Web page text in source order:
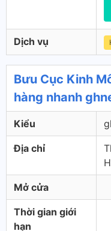
Dịch vụ
Bưu Cục Kinh
hàng nhanh
Kiểu
Địa chỉ
Mở cửa
Thời gian giới
hạn